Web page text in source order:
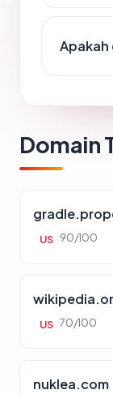
Domain
US 90/100
US 70/100
nuklea.com